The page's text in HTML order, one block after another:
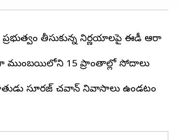
తీసుకున్న నిర్ణయాలపై ఈడీ ఆరా
ముంబయిలోని 15 ప్రాంతాల్లో సోదాలు
సూరజ్ చవాన్ నివాసాలు ఉండటం